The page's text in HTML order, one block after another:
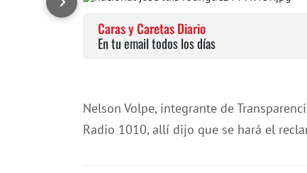
Caras y Caretas Diario
En tu email todos los días
Nelson Volpe, integrante de
Radio 1010, allí dijo que se hará el